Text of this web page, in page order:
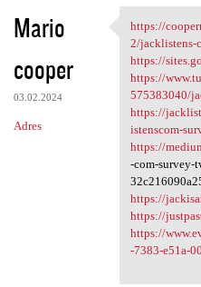
Mario
cooper
03.02.2024
Adres
https://
https://
2/jacklistens-
https://
https://
575383040/
https://
istenscom-
https://
-com-survey-
https://
https://
https://
-7383-e51a-